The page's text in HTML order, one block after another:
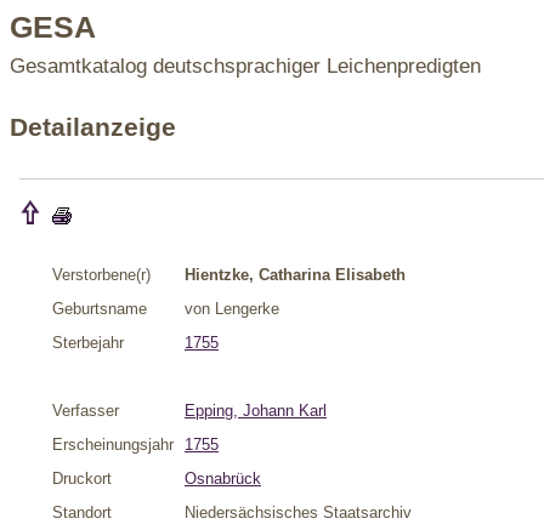
GESA
Gesamtkatalog deutschsprachiger Leichenpredigten
Detailanzeige
Verstorbene(r)
Hientzke, Catharina Elisabeth
Geburtsname
von Lengerke
Sterbejahr
1755
Verfasser
Epping, Johann Karl
Erscheinungsjahr
1755
Druckort
Osnabrück
Standort
Niedersächsisches Staatsarchiv